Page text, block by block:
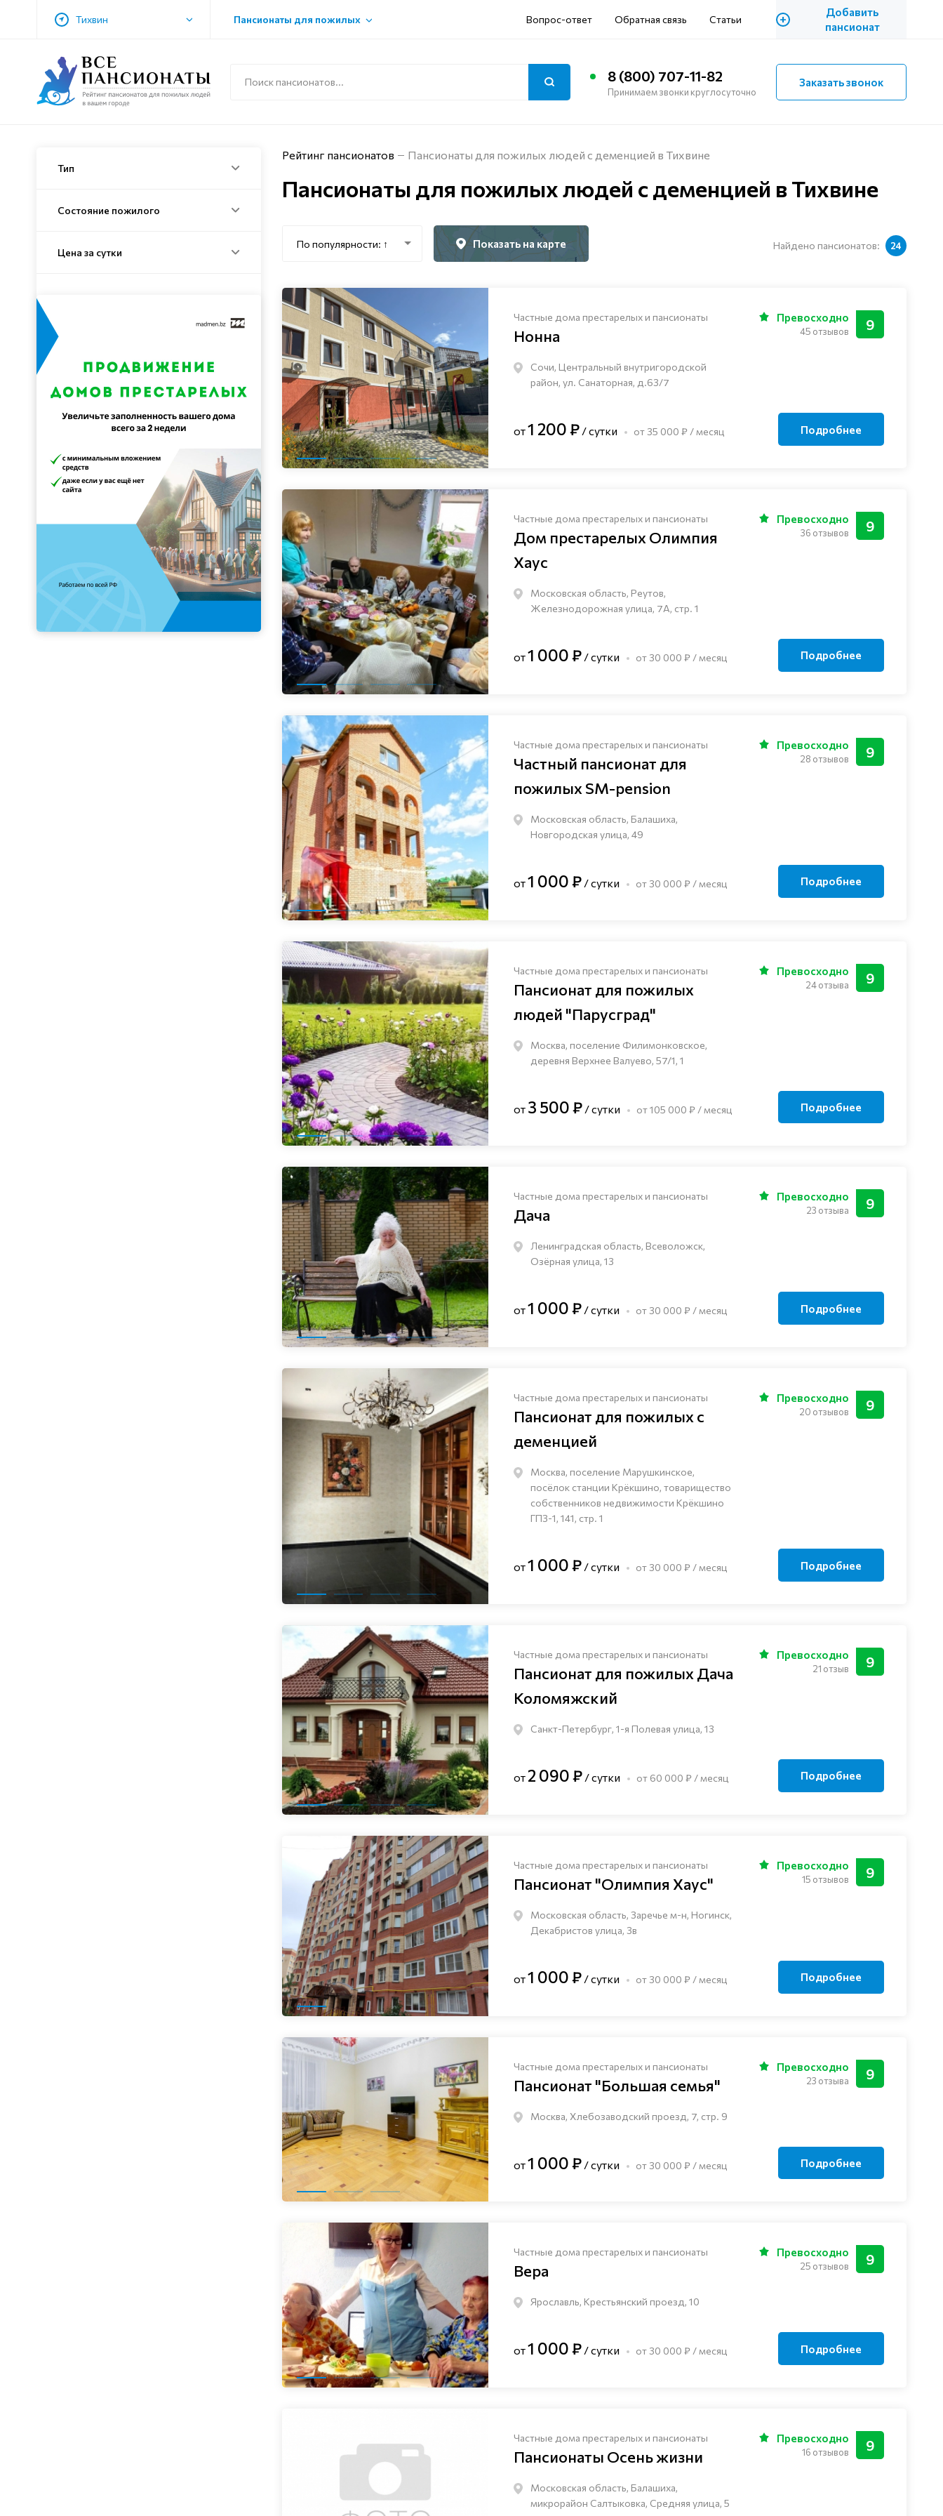
Тихвин Пансионаты для пожилых Вопрос-ответ Обратная связь Статьи +
Добавить
пансионат
8 (800) 707-11-82
Принимаем звонки круглосуточно
Заказать звонок
Тип
Состояние пожилого
Цена за сутки
Рейтинг пансионатов Пансионаты для пожилых людей с деменцией в Тихвине
Пансионаты для пожилых людей с деменцией в Тихвине
По популярности: ↑ Показать на карте Найдено пансионатов: 24
Частные дома престарелых и пансионаты
Нонна
Сочи, Центральный внутригородской
район, ул. Санаторная, д.63/7
9
Превосходно
45 отзывов
от1 200 ₽ / сутки от 35 000 ₽ / месяц Подробнее
Частные дома престарелых и пансионаты
Дом престарелых Олимпия
Хаус
Московская область, Реутов,
Железнодорожная улица, 7А, стр. 1
9
Превосходно
36 отзывов
от1 000 ₽ / сутки от 30 000 ₽ / месяц Подробнее
Частные дома престарелых и пансионаты
Частный пансионат для
пожилых SM-pension
Московская область, Балашиха,
Новгородская улица, 49
9
Превосходно
28 отзывов
от1 000 ₽ / сутки от 30 000 ₽ / месяц Подробнее
Частные дома престарелых и пансионаты
Пансионат для пожилых
людей "Парусград"
Москва, поселение Филимонковское,
деревня Верхнее Валуево, 57/1, 1
9
Превосходно
24 отзыва
от 3 500 ₽ / сутки от 105 000 ₽ / месяц Подробнее
Частные дома престарелых и пансионаты
Дача
Ленинградская область, Всеволожск,
Озёрная улица, 13
9
Превосходно
23 отзыва
от1 000 ₽ / сутки от 30 000 ₽ / месяц Подробнее
Частные дома престарелых и пансионаты
Пансионат для пожилых с
деменцией
Москва, поселение Марушкинское,
посёлок станции Крёкшино, товарищество
собственников недвижимости Крёкшино
ГПЗ-1, 141, стр. 1
9
Превосходно
20 отзывов
от1 000 ₽ / сутки от 30 000 ₽ / месяц Подробнее
Частные дома престарелых и пансионаты
Пансионат для пожилых Дача
Коломяжский
Санкт-Петербург, 1-я Полевая улица, 13
9
Превосходно
21 отзыв
от 2 090 ₽ / сутки от 60 000 ₽ / месяц Подробнее
Частные дома престарелых и пансионаты
Пансионат "Олимпия Хаус"
Московская область, Заречье м-н, Ногинск, ​
Декабристов улица, 3в
9
Превосходно
15 отзывов
от1 000 ₽ / сутки от 30 000 ₽ / месяц Подробнее
Частные дома престарелых и пансионаты
Пансионат "Большая семья"
Москва, Хлебозаводский проезд, 7, стр. 9
9
Превосходно
23 отзыва
от1 000 ₽ / сутки от 30 000 ₽ / месяц Подробнее
Частные дома престарелых и пансионаты
Вера
Ярославль, Крестьянский проезд, 10
9
Превосходно
25 отзывов
от1 000 ₽ / сутки от 30 000 ₽ / месяц Подробнее
Частные дома престарелых и пансионаты
Пансионаты Осень жизни
Московская область, Балашиха,
микрорайон Салтыковка, Средняя улица, 5
9
Превосходно
16 отзывов